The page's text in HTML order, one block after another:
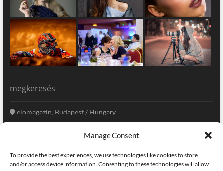
Manage Consent
To provide the best experiences, we use technologies like cookies to store
and/or access device information. Consenting to these technologies will allow
megkeresés
elomagazin, Budapest / Hungary
szerkesztoseg@elomagazin.com
elomagazin